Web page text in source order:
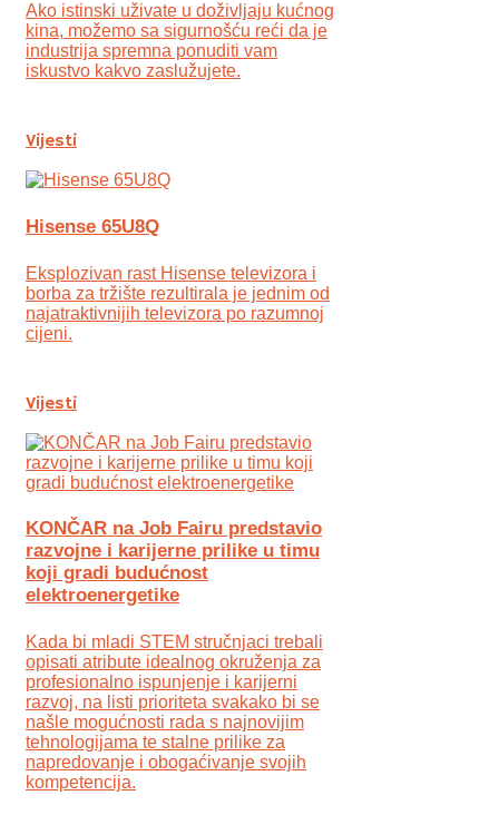
Ako istinski uživate u doživljaju kućnog
kina, možemo sa sigurnošću reći da je
industrija spremna ponuditi vam
iskustvo kakvo zaslužujete.
Vijesti
Hisense 65U8Q
Eksplozivan rast Hisense televizora i
borba za tržište rezultirala je jednim od
najatraktivnijih televizora po razumnoj
cijeni.
Vijesti
KONČAR na Job Fairu predstavio
razvojne i karijerne prilike u timu
koji gradi budućnost
elektroenergetike
Kada bi mladi STEM stručnjaci trebali
opisati atribute idealnog okruženja za
profesionalno ispunjenje i karijerni
razvoj, na listi prioriteta svakako bi se
našle mogućnosti rada s najnovijim
tehnologijama te stalne prilike za
napredovanje i obogaćivanje svojih
kompetencija.